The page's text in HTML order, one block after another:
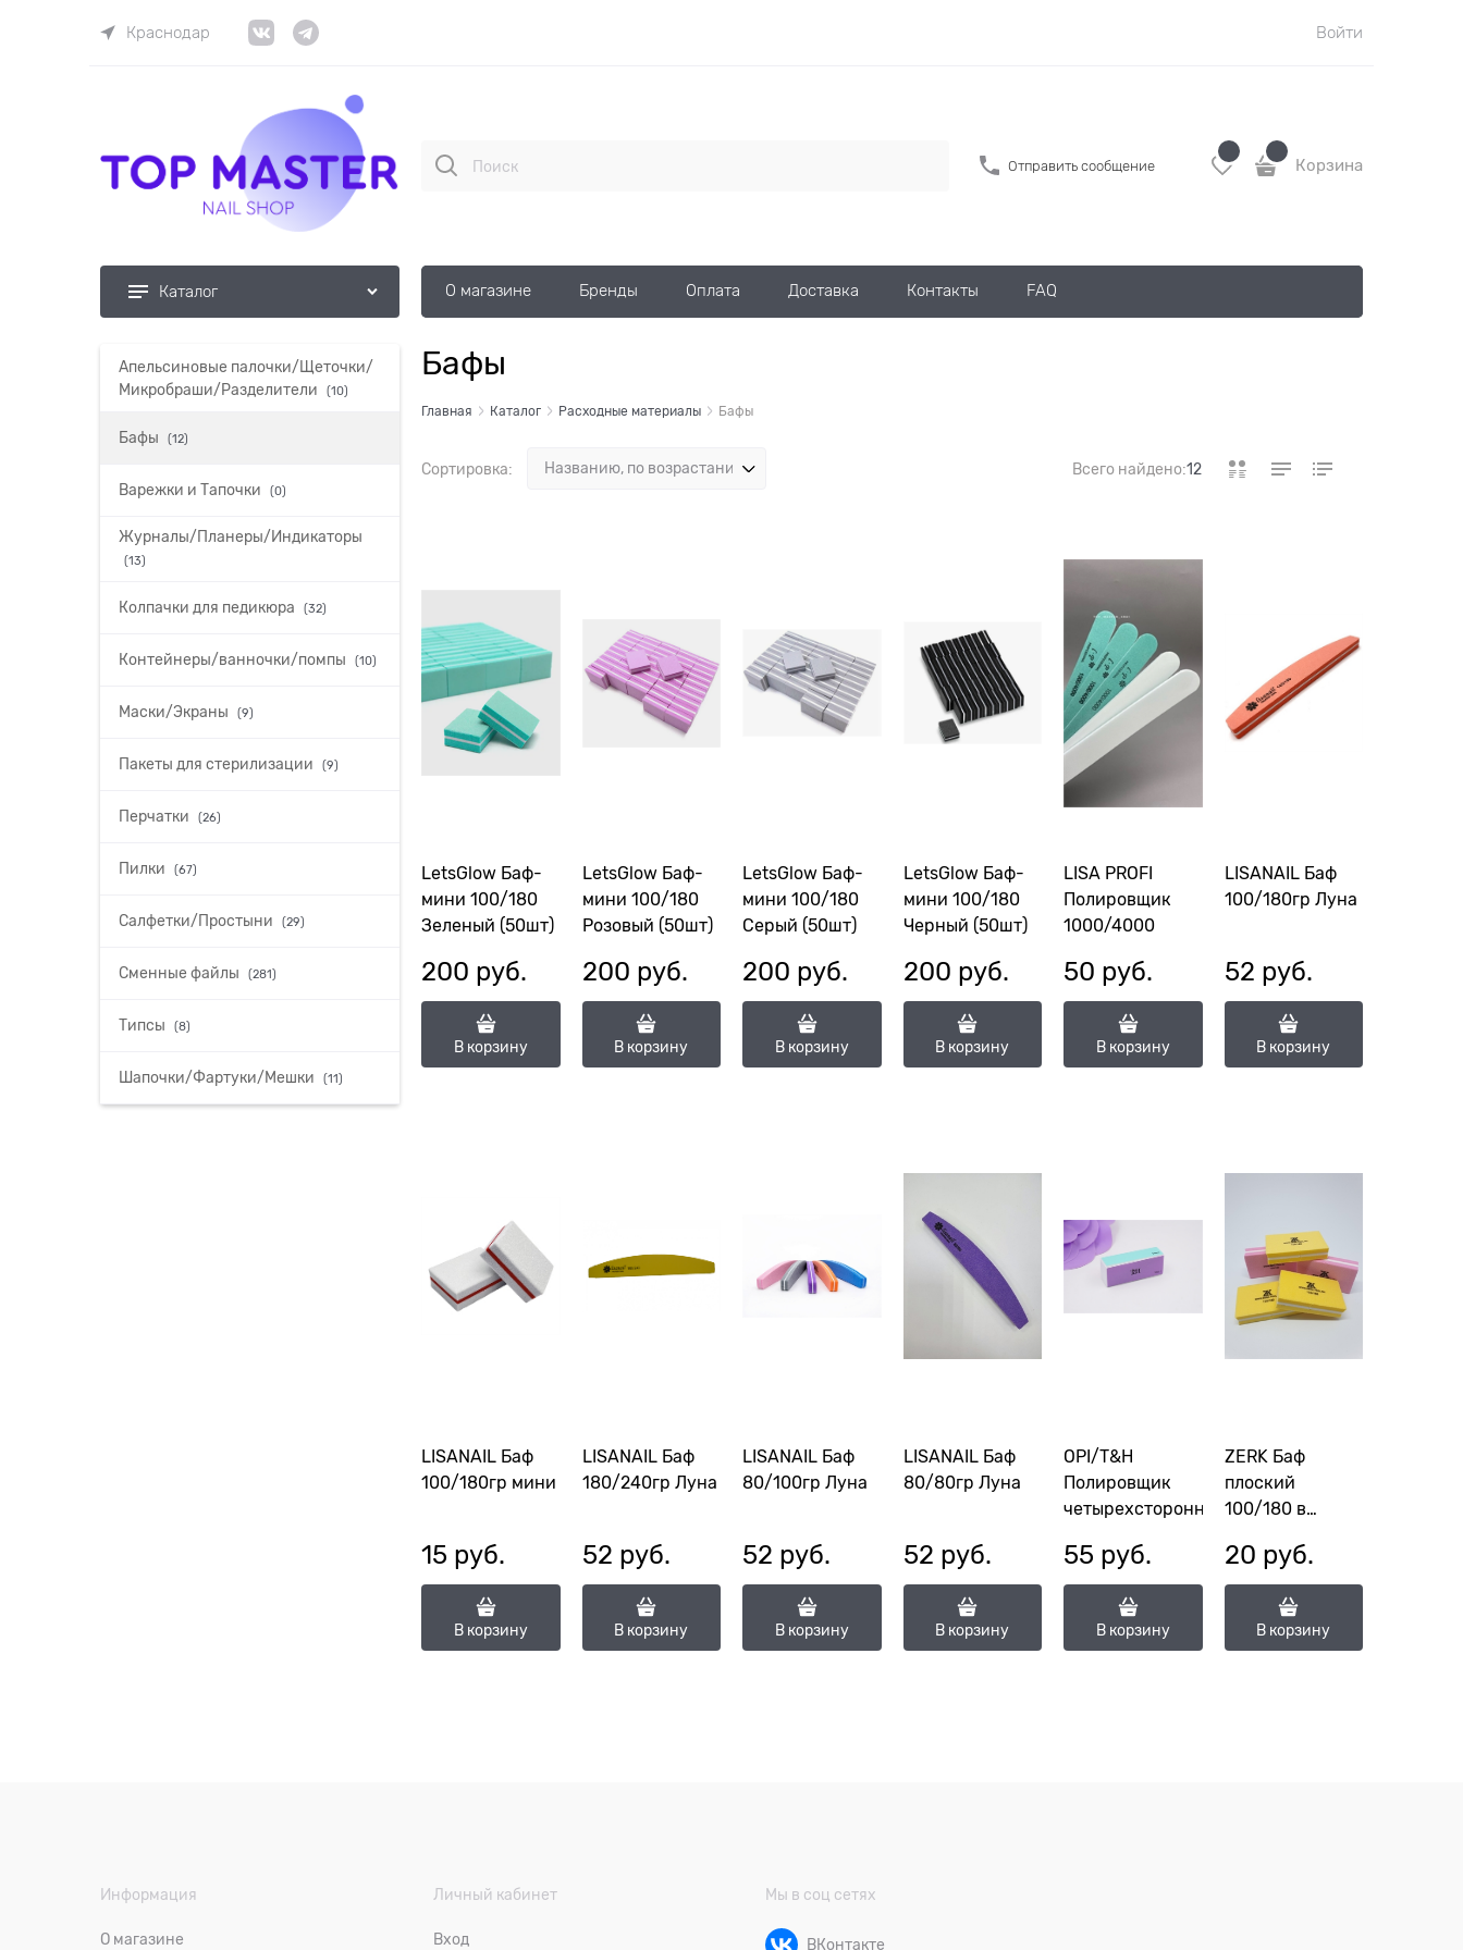
Краснодар Войти
Отправить сообщение Корзина
Каталог О магазине Бренды Оплата Доставка Контакты FAQ
Апельсиновые палочки/Щеточки/
Микробраши/Разделители
(10)
Бафы (12)
Варежки и Тапочки (0)
Журналы/Планеры/Индикаторы
(13)
Колпачки для педикюра (32)
Контейнеры/ванночки/помпы (10)
Маски/Экраны (9)
Пакеты для стерилизации (9)
Перчатки (26)
Пилки (67)
Салфетки/Простыни (29)
Сменные файлы (281)
Типсы (8)
Шапочки/Фартуки/Мешки (11)
Бафы
Главная Каталог Расходные материалы Бафы
Сортировка: Всего найдено:12
LetsGlow Баф-
мини 100/180
Зеленый (50шт)
200 руб.
В корзину
LetsGlow Баф-
мини 100/180
Розовый (50шт)
200 руб.
В корзину
LetsGlow Баф-
мини 100/180
Серый (50шт)
200 руб.
В корзину
LetsGlow Баф-
мини 100/180
Черный (50шт)
200 руб.
В корзину
LISA PROFI
Полировщик
1000/4000
50 руб.
В корзину
LISANAIL Баф
100/180гр Луна
52 руб.
В корзину
LISANAIL Баф
100/180гр мини
15 руб.
В корзину
LISANAIL Баф
180/240гр Луна
52 руб.
В корзину
LISANAIL Баф
80/100гр Луна
52 руб.
В корзину
LISANAIL Баф
80/80гр Луна
52 руб.
В корзину
OPI/T&H
Полировщик
четырехсторонний
55 руб.
В корзину
ZERK Баф
плоский
100/180 в
20 руб.
В корзину
Информация
О магазине
Личный кабинет
Вход
Мы в соц сетях
ВКонтакте